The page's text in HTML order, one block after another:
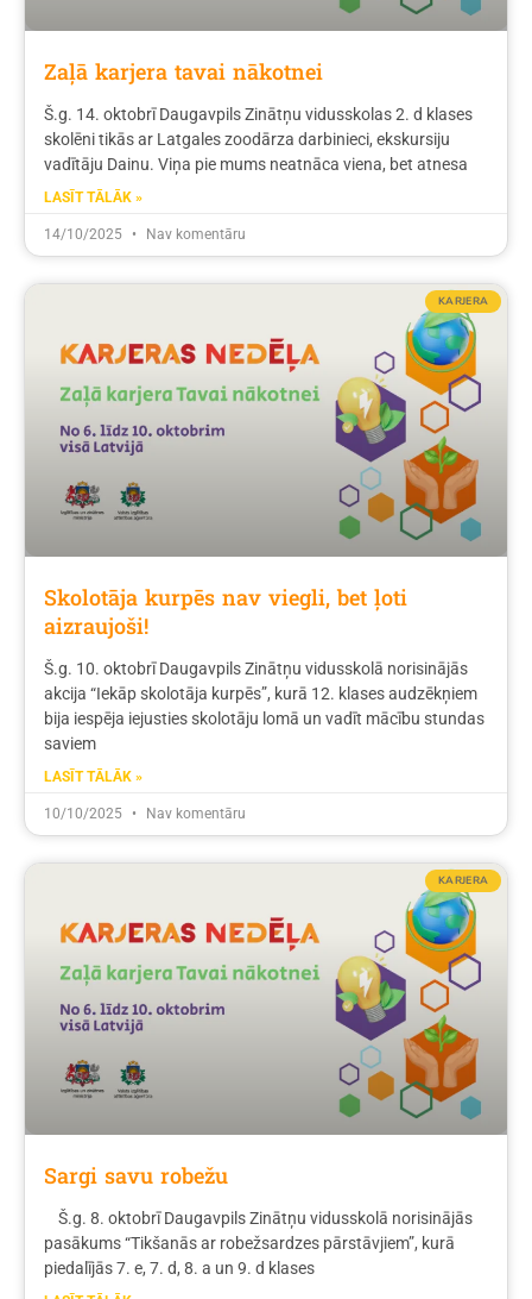
Zaļā karjera tavai nākotnei
Š.g. 14. oktobrī Daugavpils Zinātņu vidusskolas 2. d klases
skolēni tikās ar Latgales zoodārza darbinieci, ekskursiju
vadītāju Dainu. Viņa pie mums neatnāca viena, bet atnesa
LASĪT TĀLĀK »
14/10/2025 Nav komentāru
KARJERA
Skolotāja kurpēs nav viegli, bet ļoti
aizraujoši!
Š.g. 10. oktobrī Daugavpils Zinātņu vidusskolā norisinājās
akcija “Iekāp skolotāja kurpēs”, kurā 12. klases audzēkņiem
bija iespēja iejusties skolotāju lomā un vadīt mācību stundas
saviem
LASĪT TĀLĀK »
10/10/2025 Nav komentāru
KARJERA
Sargi savu robežu
Š.g. 8. oktobrī Daugavpils Zinātņu vidusskolā norisinājās
pasākums “Tikšanās ar robežsardzes pārstāvjiem”, kurā
piedalījās 7. e, 7. d, 8. a un 9. d klases